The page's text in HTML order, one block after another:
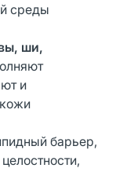
среды
ши,
и
барьер,